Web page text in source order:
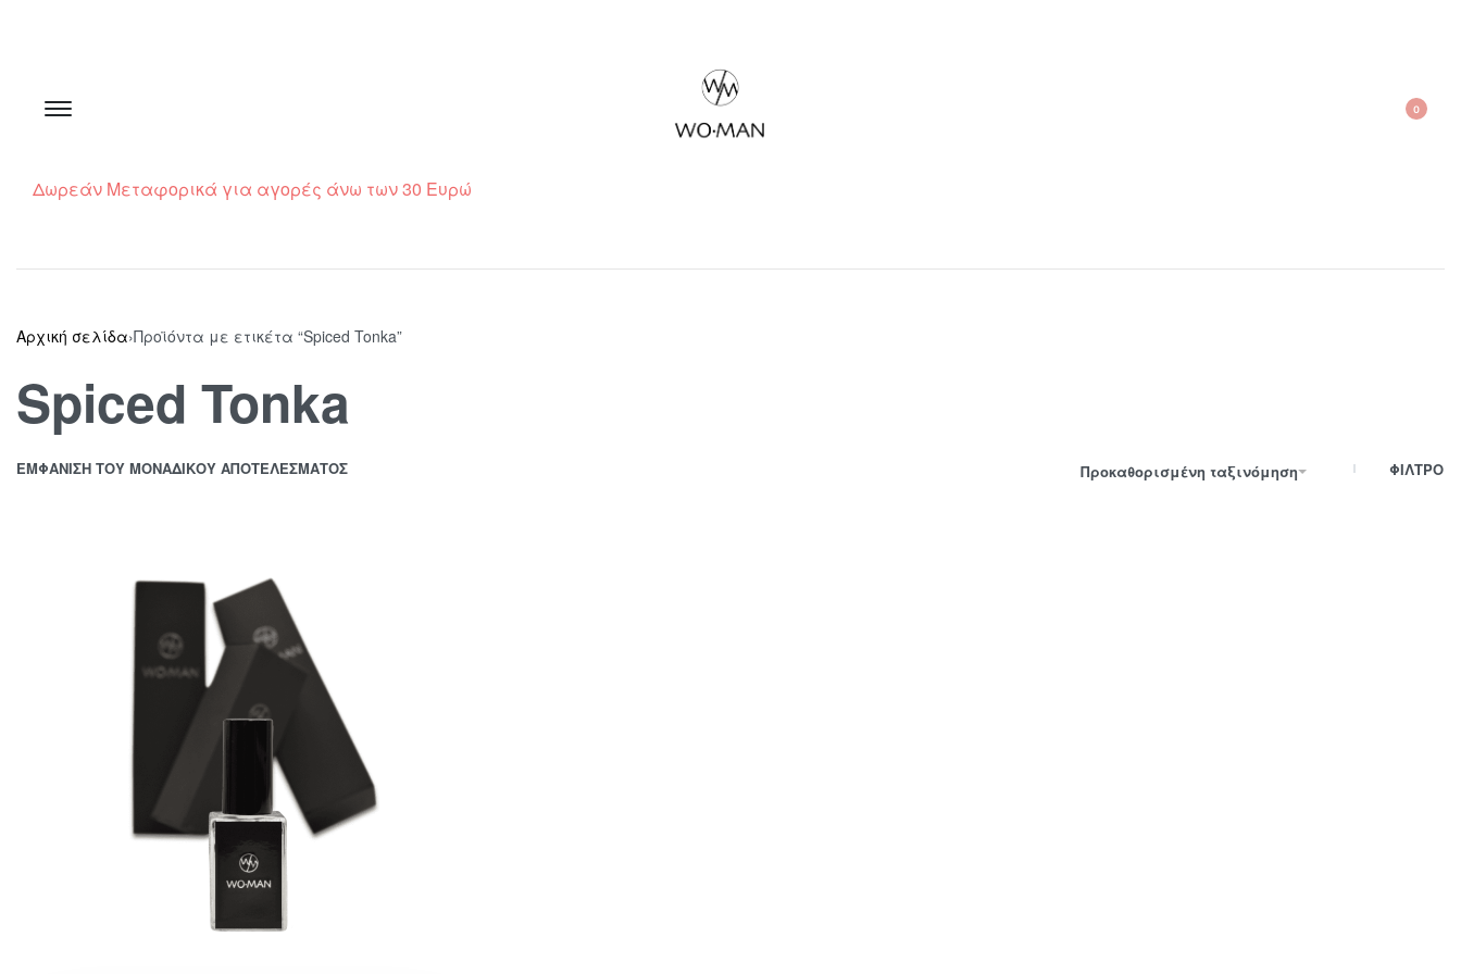
0
Δωρεάν Μεταφορικά για αγορές άνω των 30 Ευρώ
Αρχική σελίδα›Προϊόντα με ετικέτα “Spiced Tonka”
Spiced Tonka
ΕΜΦΆΝΙΣΗ ΤΟΥ ΜΟΝΑΔΙΚΟΎ ΑΠΟΤΕΛΈΣΜΑΤΟΣ Προκαθορισμένη ταξινόμηση ΦΙΛΤΡΟ